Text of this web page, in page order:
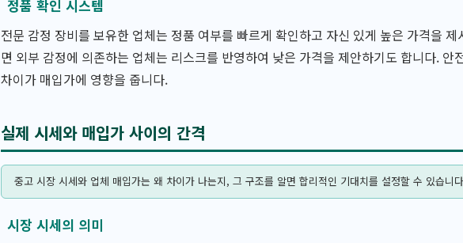
정품 확인 시스템
전문 감정 장비를 보유한 업체는 정품 여부를 빠르게 확인하고 자신 있게 높은 가격을
면 외부 감정에 의존하는 업체는 리스크를 반영하여 낮은 가격을 제안하기도 합니다. 안
차이가 매입가에 영향을 줍니다.
실제 시세와 매입가 사이의 간격
중고 시장 시세와 업체 매입가는 왜 차이가 나는지, 그 구조를 알면 합리적인 기대치를 설정할 수 있습니
시장 시세의 의미